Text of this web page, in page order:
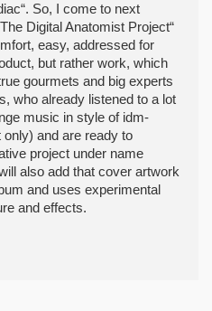
So, I come to next
Digital Anatomist Project“
easy, addressed for
but rather work, which
gourmets and big experts
who already listened to a lot
music in style of idm-
and are ready to
project under name
also add that cover artwork
and uses experimental
and effects.